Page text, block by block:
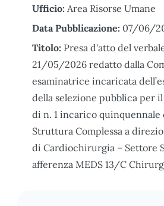
Ufficio: Area Risorse Umane
Data Pubblicazione: 07/06/
Titolo: Presa d'atto del
21/05/2026 redatto dalla
esaminatrice incaricata
della selezione pubblica per
di n. 1 incarico
Struttura Complessa a
di Cardiochirurgia – Settore
afferenza MEDS 13/C